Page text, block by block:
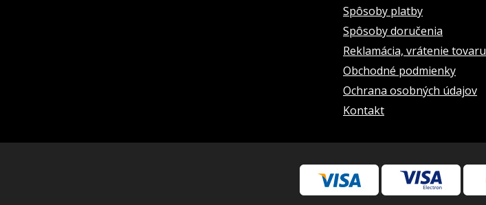
Spôsoby platby
Spôsoby doručenia
Reklamácia, vrátenie tovaru
Obchodné podmienky
Ochrana osobných údajov
Kontakt